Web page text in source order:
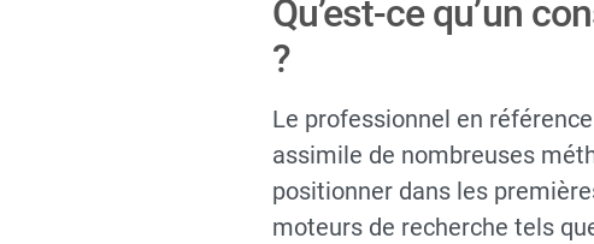
Qu’est-ce qu’un
?
Le professionnel en
assimile de nombreuses
positionner dans les
moteurs de recherche tels